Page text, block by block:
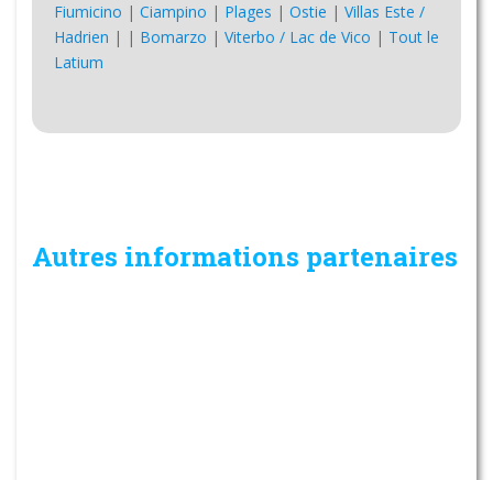
Fiumicino | Ciampino | Plages | Ostie | Villas Este /
Hadrien | | Bomarzo | Viterbo / Lac de Vico | Tout le
Latium
Autres informations partenaires